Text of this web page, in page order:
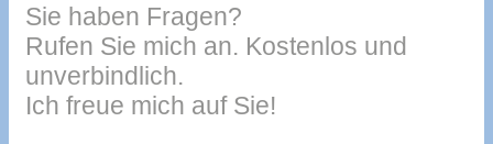
Sie haben Fragen?
Rufen Sie mich an. Kostenlos und
unverbindlich.
Ich freue mich auf Sie!